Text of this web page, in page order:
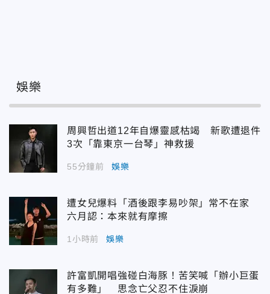
娛樂
周興哲出道12年自爆靈感枯竭 新歌遭退件
3次「靠東京一台琴」神救援
55分鐘前 娛樂
遭女兒爆料「酒後跟李易吵架」常不在家
六月認：本來就有摩擦
1小時前 娛樂
許富凱開唱強碰白海豚！苦笑喊「辦小巨蛋
有多難」 思念亡父忍不住淚崩